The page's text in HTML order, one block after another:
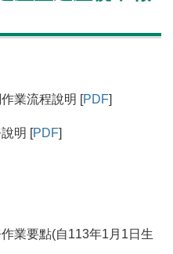
業流程說明 [PDF]
明 [PDF]
業要點(自113年1月1日生